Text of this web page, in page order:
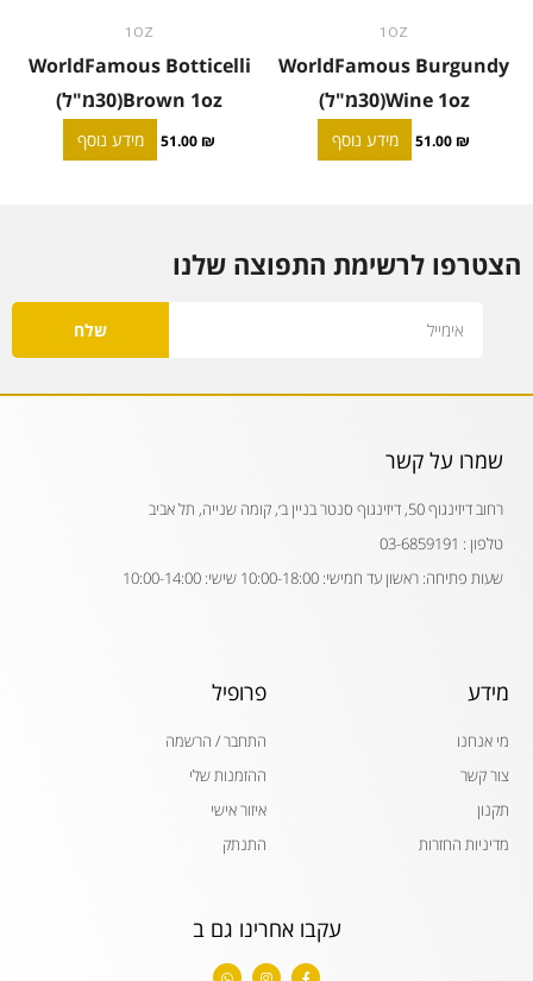
1OZ
WorldFamous Burgundy
Wine 1oz(30מ"ל)
51.00 ₪ מידע נוסף
1OZ
WorldFamous Botticelli
Brown 1oz(30מ"ל)
51.00 ₪ מידע נוסף
הצטרפו לרשימת התפוצה שלנו
שלח
שמרו על קשר
רחוב דיזינגוף 50, דיזינגוף סנטר בניין ב׳, קומה שנייה, תל אביב
טלפון : 03-6859191
שעות פתיחה: ראשון עד חמישי: 10:00-18:00 שישי: 10:00-14:00
מידע
מי אנחנו
צור קשר
תקנון
מדיניות החזרות
פרופיל
התחבר / הרשמה
ההזמנות שלי
איזור אישי
התנתק
עקבו אחרינו גם ב
F
I
W